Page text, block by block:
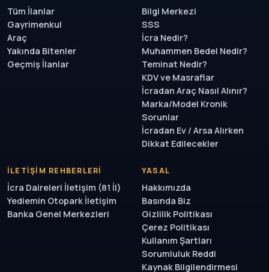
Tüm İlanlar
Gayrimenkul
Araç
Yakında Bitenler
Geçmiş İlanlar
Bilgi Merkezi
SSS
İcra Nedir?
Muhammen Bedel Nedir?
Teminat Nedir?
KDV ve Masraflar
İcradan Araç Nasıl Alınır?
Marka/Model Kronik
Sorunlar
İcradan Ev / Arsa Alırken
Dikkat Edilecekler
İLETIŞIM REHBERLERI
İcra Daireleri İletişim (81 İl)
Yediemin Otopark İletişim
Banka Genel Merkezleri
YASAL
Hakkımızda
Basında Biz
Gizlilik Politikası
Çerez Politikası
Kullanım Şartları
Sorumluluk Reddi
Kaynak Bilgilendirmesi